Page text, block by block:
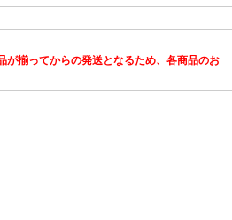
揃ってからの発送となるため、各商品のお